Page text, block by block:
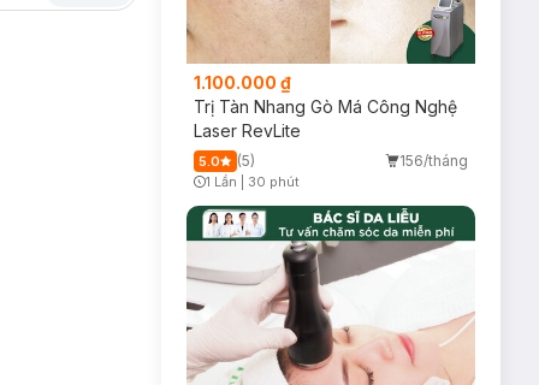
1.100.000 ₫
Trị Tàn Nhang Gò Má Công Nghệ
Laser RevLite
5.0 (5) 156/tháng
Timer Gray Icon
1 Lần 30 phút